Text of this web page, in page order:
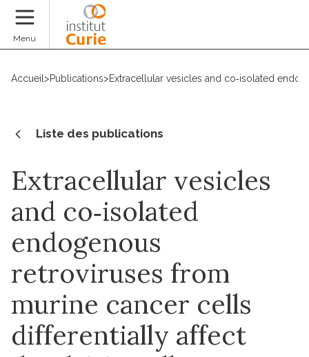
Menu
Accueil >Publications>Extracellular vesicles and co‐isolated
Liste des publications
Extracellular vesicles
and co‐isolated
endogenous
retroviruses from
murine cancer cells
differentially affect